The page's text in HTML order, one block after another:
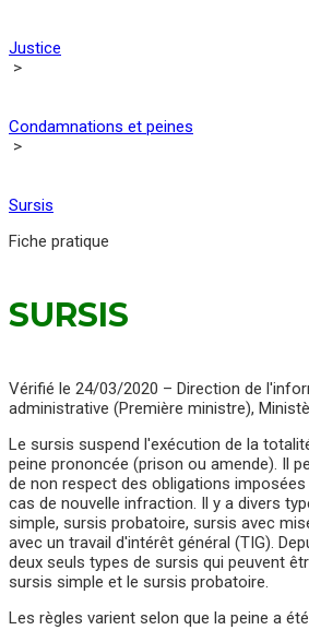
Justice
>
Condamnations et peines
>
Sursis
Fiche pratique
SURSIS
Vérifié le 24/03/2020 – Direction de
administrative (Première ministre),
Le sursis suspend l'exécution de la
peine prononcée (prison ou amende). Il
de non respect des obligations
cas de nouvelle infraction. Il y a divers
simple, sursis probatoire, sursis avec
avec un travail d'intérêt général (TIG).
deux seuls types de sursis qui peuvent
sursis simple et le sursis probatoire.
Les règles varient selon que la peine a